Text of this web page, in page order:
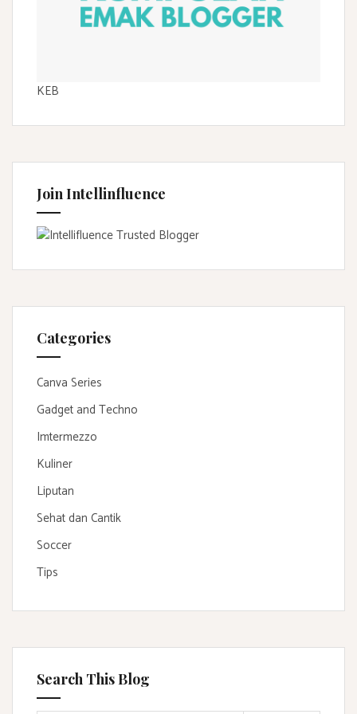
KEB
Join Intellinfluence
Categories
Canva Series
Gadget and Techno
Imtermezzo
Kuliner
Liputan
Sehat dan Cantik
Soccer
Tips
Search This Blog